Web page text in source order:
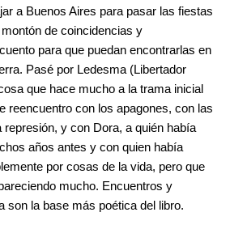
a Buenos Aires para pasar las fiestas
de coincidencias y
para que puedan encontrarlas en
Pasé por Ledesma (Libertador
que hace mucho a la trama inicial
reencuentro con los apagones, con las
y con Dora, a quién había
años antes y con quien había
por cosas de la vida, pero que
mucho. Encuentros y
son la base más poética del libro.